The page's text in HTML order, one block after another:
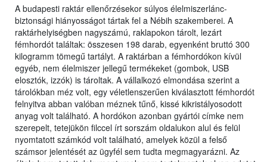
A budapesti raktár ellenőrzésekor súlyos élelmiszerlánc-
biztonsági hiányosságot tártak fel a Nébih szakemberei. A
raktárhelyiségben nagyszámú, raklapokon tárolt, lezárt
fémhordót találtak: összesen 198 darab, egyenként bruttó 300
kilogramm tömegű tartályt. A raktárban a fémhordókon kívül
egyéb, nem élelmiszer jellegű termékeket (gombok, USB
elosztók, izzók) is tároltak. A vállalkozó elmondása szerint a
tárolókban méz volt, egy véletlenszerűen kiválasztott fémhordót
felnyitva abban valóban méznek tűnő, kissé kikristályosodott
anyag volt található. A hordókon azonban gyártói címke nem
szerepelt, tetejükön filccel írt sorszám oldalukon alul és felül
nyomtatott számkód volt található, amelyek közül a felső
számsor jelentését az ügyfél sem tudta megmagyarázni. Az